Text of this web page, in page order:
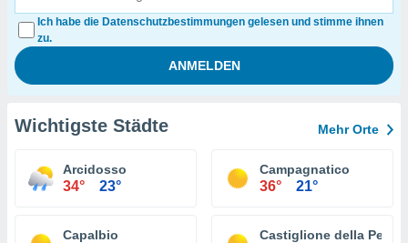
Ich habe die Datenschutzbestimmungen gelesen und stimme ihnen
zu.
Wichtigste Städte Mehr Orte
Arcidosso
34° 23°
Campagnatico
36° 21°
Capalbio Castiglione della